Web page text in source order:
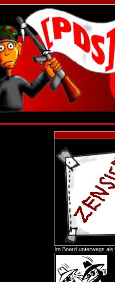
Im Board unterwegs als: